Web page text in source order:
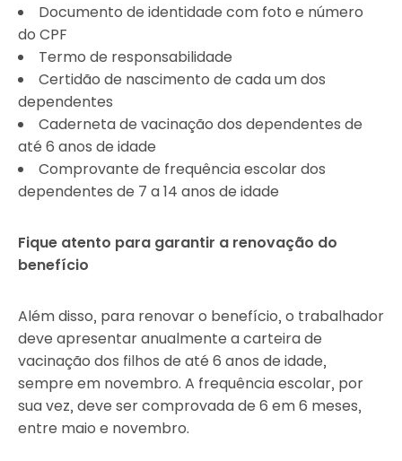
Documento de identidade com foto e número
do CPF
Termo de responsabilidade
Certidão de nascimento de cada um dos
dependentes
Caderneta de vacinação dos dependentes de
até 6 anos de idade
Comprovante de frequência escolar dos
dependentes de 7 a 14 anos de idade
Fique atento para garantir a renovação do
benefício
Além disso, para renovar o benefício, o trabalhador
deve apresentar anualmente a carteira de
vacinação dos filhos de até 6 anos de idade,
sempre em novembro. A frequência escolar, por
sua vez, deve ser comprovada de 6 em 6 meses,
entre maio e novembro.